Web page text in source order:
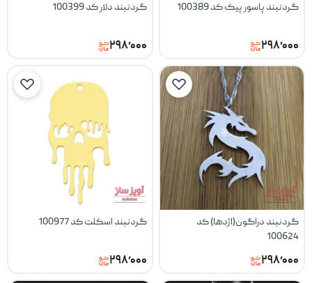
گردنبند پاسور پیک کد 100389
۲۹۸٬۰۰۰
گردنبند دلار کد 100399
۲۹۸٬۰۰۰
گردنبند دراگون(اژدها) کد
100624
۲۹۸٬۰۰۰
گردنبند اسکلت کد 100977
۲۹۸٬۰۰۰